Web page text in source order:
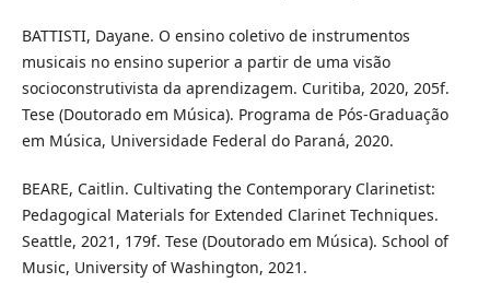
BATTISTI, Dayane. O ensino coletivo de instrumentos
musicais no ensino superior a partir de uma visão
socioconstrutivista da aprendizagem. Curitiba, 2020, 205f.
Tese (Doutorado em Música). Programa de Pós-Graduação
em Música, Universidade Federal do Paraná, 2020.
BEARE, Caitlin. Cultivating the Contemporary Clarinetist:
Pedagogical Materials for Extended Clarinet Techniques.
Seattle, 2021, 179f. Tese (Doutorado em Música). School of
Music, University of Washington, 2021.